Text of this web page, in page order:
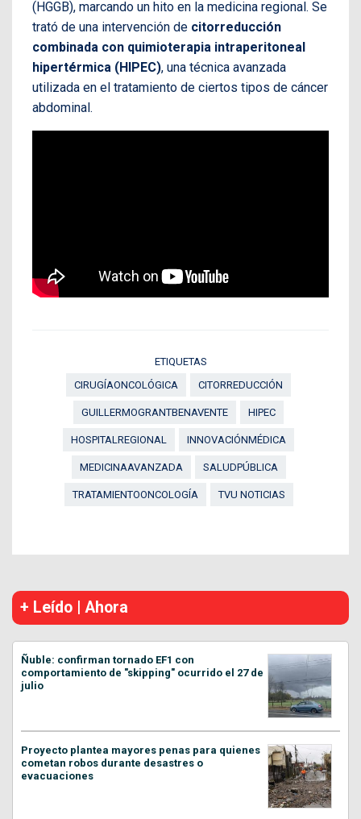
(HGGB), marcando un hito en la medicina regional. Se
trató de una intervención de citorreducción
combinada con quimioterapia intraperitoneal
hipertérmica (HIPEC), una técnica avanzada
utilizada en el tratamiento de ciertos tipos de cáncer
abdominal.
ETIQUETAS
CIRUGÍAONCOLÓGICA
CITORREDUCCIÓN
GUILLERMOGRANTBENAVENTE HIPEC
HOSPITALREGIONAL INNOVACIÓNMÉDICA
MEDICINAAVANZADA SALUDPÚBLICA
TRATAMIENTOONCOLOGÍA TVU NOTICIAS
+ Leído | Ahora
Ñuble: confirman tornado EF1 con
comportamiento de "skipping" ocurrido el 27 de
julio
Proyecto plantea mayores penas para quienes
cometan robos durante desastres o
evacuaciones